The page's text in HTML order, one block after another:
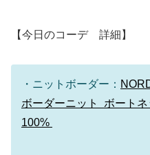
【今日のコーデ 詳細】
・ニットボーダー：
ボーダーニット ボート
100%